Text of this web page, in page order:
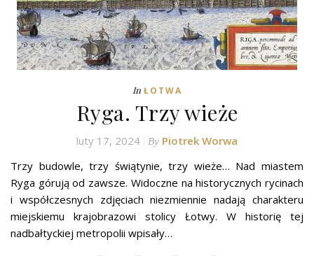
In ŁOTWA
Ryga. Trzy wieże
luty 17, 2024 By Piotrek Worwa
Trzy budowle, trzy świątynie, trzy wieże… Nad miastem
Ryga górują od zawsze. Widoczne na historycznych rycinach
i współczesnych zdjęciach niezmiennie nadają charakteru
miejskiemu krajobrazowi stolicy Łotwy. W historię tej
nadbałtyckiej metropolii wpisały…